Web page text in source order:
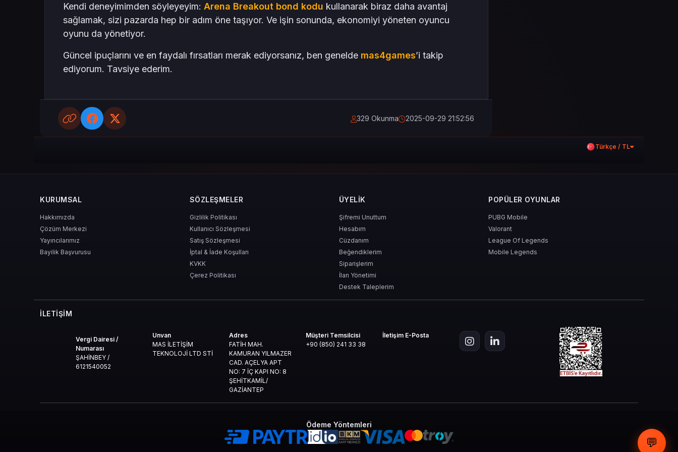
Kendi deneyimimden söyleyeyim: Arena Breakout bond kodu kullanarak biraz daha avantaj
sağlamak, sizi pazarda hep bir adım öne taşıyor. Ve işin sonunda, ekonomiyi yöneten oyuncu
oyunu da yönetiyor.
Güncel ipuçlarını ve en faydalı fırsatları merak ediyorsanız, ben genelde mas4games’i takip
ediyorum. Tavsiye ederim.
329 Okunma 2025-09-29 21:52:56
Türkçe / TL
KURUMSAL
Hakkımızda
Çözüm Merkezi
Yayıncılarımız
Bayilik Başvurusu
SÖZLEŞMELER
Gizlilik Politikası
Kullanıcı Sözleşmesi
Satış Sözleşmesi
İptal & İade Koşulları
KVKK
Çerez Politikası
ÜYELIK
Şifremi Unuttum
Hesabım
Cüzdanım
Beğendiklerim
Siparişlerim
İlan Yönetimi
Destek Taleplerim
POPÜLER OYUNLAR
PUBG Mobile
Valorant
League Of Legends
Mobile Legends
İLETIŞIM
Vergi Dairesi /
Numarası
ŞAHİNBEY /
6121540052
Unvan
MAS İLETİŞİM
TEKNOLOJİ LTD STİ
Adres
FATİH MAH.
KAMURAN YILMAZER
CAD. AÇELYA APT
NO: 7 İÇ KAPI NO: 8
ŞEHİTKAMİL/
GAZİANTEP
Müşteri Temsilcisi
+90 (850) 241 33 38
İletişim E-Posta
Ödeme Yöntemleri
💬